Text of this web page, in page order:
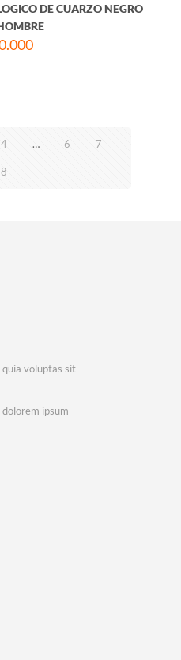
DE CUARZO NEGRO
4 … 6 7
8
voluptas sit
ipsum